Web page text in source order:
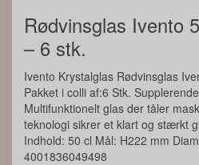
Rødvinsglas Ivento
– 6 stk.
Ivento Krystalglas Rødvinsglas
Pakket i colli af:6 Stk.
Multifunktionelt glas der tåler
teknologi sikrer et klart og stærkt
Indhold: 50 cl Mål: H222 mm
4001836049498